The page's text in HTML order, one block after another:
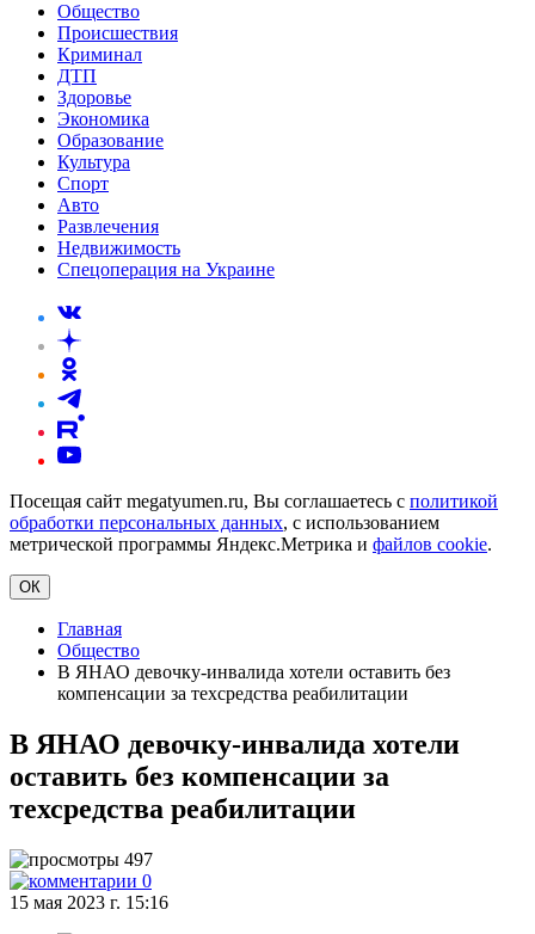
Общество
Происшествия
Криминал
ДТП
Здоровье
Экономика
Образование
Культура
Спорт
Авто
Развлечения
Недвижимость
Спецоперация на Украине
Посещая сайт megatyumen.ru, Вы соглашаетесь с политикой
обработки персональных данных, с использованием
метрической программы Яндекс.Метрика и файлов cookie.
ОК
Главная
Общество
В ЯНАО девочку-инвалида хотели оставить без
компенсации за техсредства реабилитации
В ЯНАО девочку-инвалида хотели
оставить без компенсации за
техсредства реабилитации
497
0
15 мая 2023 г. 15:16